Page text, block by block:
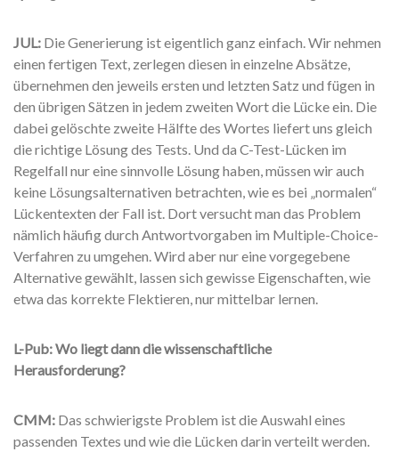
JUL: Die Generierung ist eigentlich ganz einfach. Wir nehmen
einen fertigen Text, zerlegen diesen in einzelne Absätze,
übernehmen den jeweils ersten und letzten Satz und fügen in
den übrigen Sätzen in jedem zweiten Wort die Lücke ein. Die
dabei gelöschte zweite Hälfte des Wortes liefert uns gleich
die richtige Lösung des Tests. Und da C-Test-Lücken im
Regelfall nur eine sinnvolle Lösung haben, müssen wir auch
keine Lösungsalternativen betrachten, wie es bei „normalen“
Lückentexten der Fall ist. Dort versucht man das Problem
nämlich häufig durch Antwortvorgaben im Multiple-Choice-
Verfahren zu umgehen. Wird aber nur eine vorgegebene
Alternative gewählt, lassen sich gewisse Eigenschaften, wie
etwa das korrekte Flektieren, nur mittelbar lernen.
L-Pub: Wo liegt dann die wissenschaftliche
Herausforderung?
CMM: Das schwierigste Problem ist die Auswahl eines
passenden Textes und wie die Lücken darin verteilt werden.